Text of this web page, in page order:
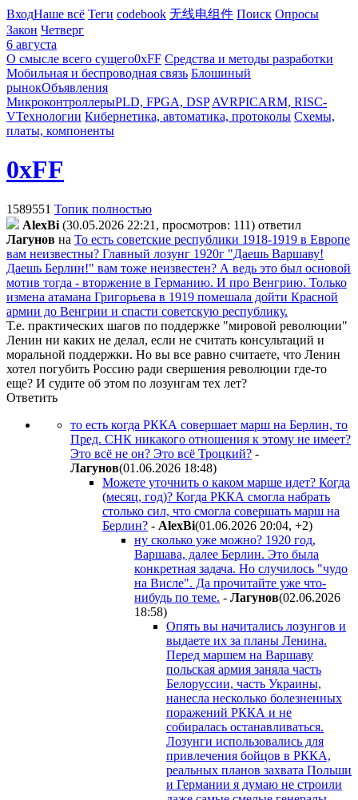
ВходНаше всё Теги codebook 无线电组件 Поиск Опросы
Закон Четверг
6 августа
О смысле всего сущего0xFF Средства и методы разработки
Мобильная и беспроводная связь Блошиный
рынокОбъявления
МикроконтроллерыPLD, FPGA, DSP AVRPICARM, RISC-
VТехнологии Кибернетика, автоматика, протоколы Схемы,
платы, компоненты
0xFF
1589551 Топик полностью
AlexBi (30.05.2026 22:21, просмотров: 111) ответил
Лaгyнoв на То есть советские республики 1918-1919 в Европе
вам неизвестны? Главный лозунг 1920г "Даешь Варшаву!
Даешь Берлин!" вам тоже неизвестен? А ведь это был основой
мотив тогда - вторжение в Германию. И про Венгрию. Только
измена атамана Григорьева в 1919 помешала дойти Красной
армии до Венгрии и спасти советскую республику.
Т.е. практических шагов по поддержке "мировой революции"
Ленин ни каких не делал, если не считать консультаций и
моральной поддержки. Но вы все равно считаете, что Ленин
хотел погубить Россию ради свершения революции где-то
еще? И судите об этом по лозунгам тех лет?
Ответить
то есть когда РККА совершает марш на Берлин, то
Пред. СНК никакого отношения к этому не имеет?
Это всё не он? Это всё Троцкий? -
Лaгyнoв(01.06.2026 18:48)
Можете уточнить о каком марше идет? Когда
(месяц, год)? Когда РККА смогла набрать
столько сил, что смогла совершать марш на
Берлин? - AlexBi(01.06.2026 20:04, +2)
ну сколько уже можно? 1920 год,
Варшава, далее Берлин. Это была
конкретная задача. Но случилось "чудо
на Висле". Да прочитайте уже что-
нибудь по теме. - Лaгyнoв(02.06.2026
18:58)
Опять вы начитались лозунгов и
выдаете их за планы Ленина.
Перед маршем на Варшаву
польская армия заняла часть
Белоруссии, часть Украины,
нанесла несколько болезненных
поражений РККА и не
собиралась останавливаться.
Лозунги использовались для
привлечения бойцов в РККА,
реальных планов захвата Польши
и Германии я думаю не строили